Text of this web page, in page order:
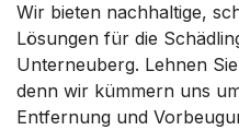
Wir bieten nachhaltige,
Lösungen für die
Unterneuberg. Lehnen
denn wir kümmern uns
Entfernung und